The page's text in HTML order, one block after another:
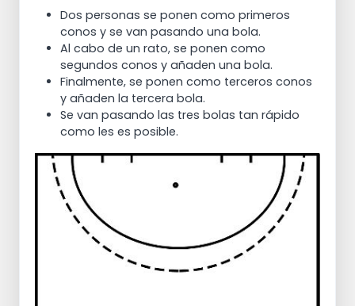
Dos personas se ponen como primeros
conos y se van pasando una bola.
Al cabo de un rato, se ponen como
segundos conos y añaden una bola.
Finalmente, se ponen como terceros conos
y añaden la tercera bola.
Se van pasando las tres bolas tan rápido
como les es posible.